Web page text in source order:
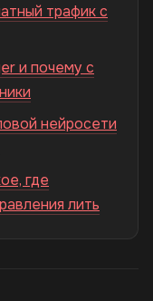
трафик с
и почему с
нейросети
где
лить